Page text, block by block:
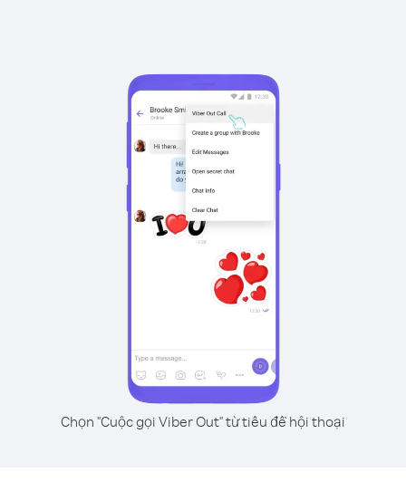
Chọn "Cuộc gọi Viber Out" từ tiêu đề hội thoại